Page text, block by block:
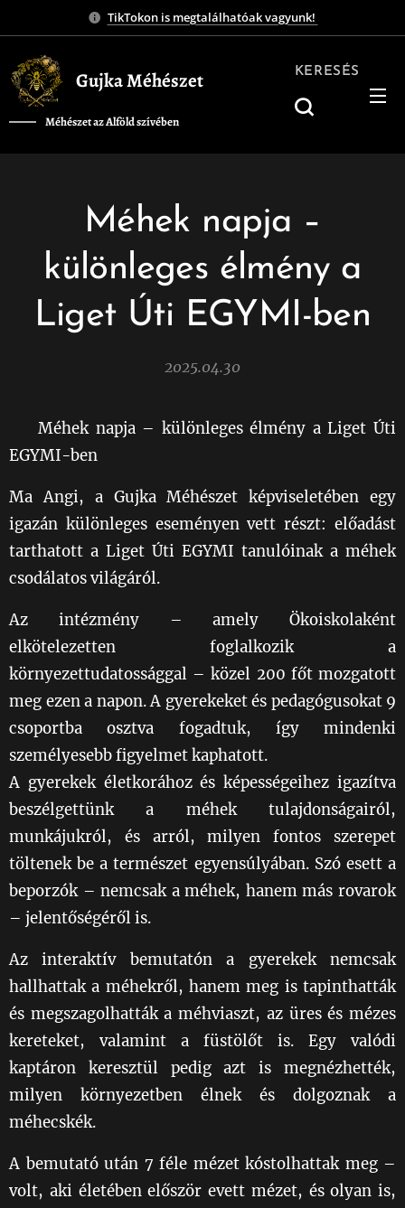
TikTokon is megtalálhatóak vagyunk!
Gujka Méhészet
Méhészet az Alföld szívében
KERESÉS
Méhek napja –
különleges élmény a
Liget Úti EGYMI-ben
2025.04.30
🐝 Méhek napja – különleges élmény a Liget Úti
EGYMI-ben
Ma Angi, a Gujka Méhészet képviseletében egy
igazán különleges eseményen vett részt: előadást
tarthatott a Liget Úti EGYMI tanulóinak a méhek
csodálatos világáról.
Az intézmény – amely Ökoiskolaként
elkötelezetten foglalkozik a
környezettudatossággal – közel 200 főt mozgatott
meg ezen a napon. A gyerekeket és pedagógusokat 9
csoportba osztva fogadtuk, így mindenki
személyesebb figyelmet kaphatott.
A gyerekek életkorához és képességeihez igazítva
beszélgettünk a méhek tulajdonságairól,
munkájukról, és arról, milyen fontos szerepet
töltenek be a természet egyensúlyában. Szó esett a
beporzók – nemcsak a méhek, hanem más rovarok
– jelentőségéről is.
Az interaktív bemutatón a gyerekek nemcsak
hallhattak a méhekről, hanem meg is tapinthatták
és megszagolhatták a méhviaszt, az üres és mézes
kereteket, valamint a füstölőt is. Egy valódi
kaptáron keresztül pedig azt is megnézhették,
milyen környezetben élnek és dolgoznak a
méhecskék. 🐝🧡
A bemutató után 7 féle mézet kóstolhattak meg –
volt, aki életében először evett mézet, és olyan is,